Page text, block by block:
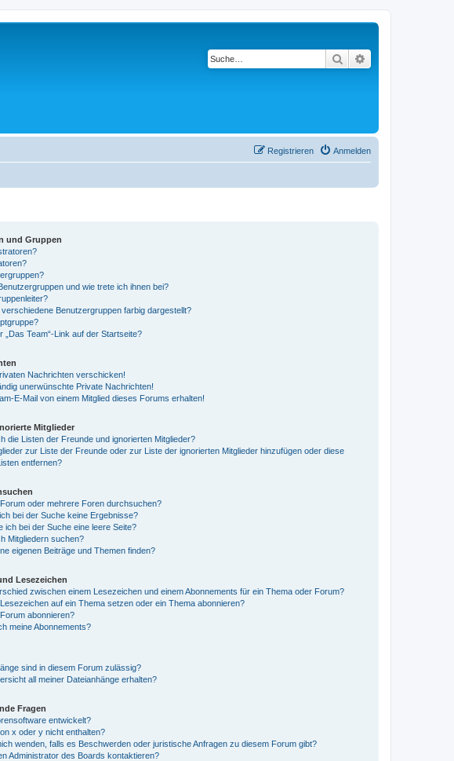
Suche
Anmelden
Registrieren
und Gruppen
und wie trete ich ihnen bei?
Benutzergruppen farbig dargestellt?
„Das Team“-Link auf der Startseite?
Nachrichten verschicken!
unerwünschte Private Nachrichten!
E-Mail von einem Mitglied dieses Forums erhalten!
Mitglieder
die Listen der Freunde und ignorierten Mitglieder?
zur Liste der Freunde oder zur Liste der ignorierten Mitglieder hinzufügen oder diese
entfernen?
oder mehrere Foren durchsuchen?
bei der Suche keine Ergebnisse?
ich bei der Suche eine leere Seite?
Mitgliedern suchen?
eigenen Beiträge und Themen finden?
Lesezeichen
zwischen einem Lesezeichen und einem Abonnements für ein Thema oder Forum?
auf ein Thema setzen oder ein Thema abonnieren?
abonnieren?
meine Abonnements?
sind in diesem Forum zulässig?
all meiner Dateianhänge erhalten?
Fragen
entwickelt?
x oder y nicht enthalten?
wenden, falls es Beschwerden oder juristische Anfragen zu diesem Forum gibt?
Administrator des Boards kontaktieren?